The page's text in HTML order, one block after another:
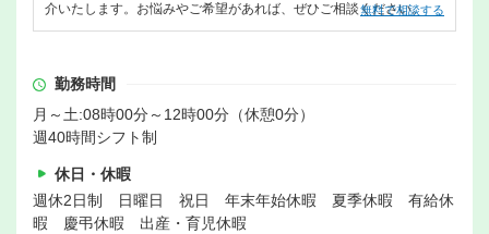
介いたします。お悩みやご希望があれば、ぜひご相談ください。
無料で相談する
勤務時間
月～土:08時00分～12時00分（休憩0分）
週40時間シフト制
休日・休暇
週休2日制 日曜日 祝日 年末年始休暇 夏季休暇 有給休
暇 慶弔休暇 出産・育児休暇